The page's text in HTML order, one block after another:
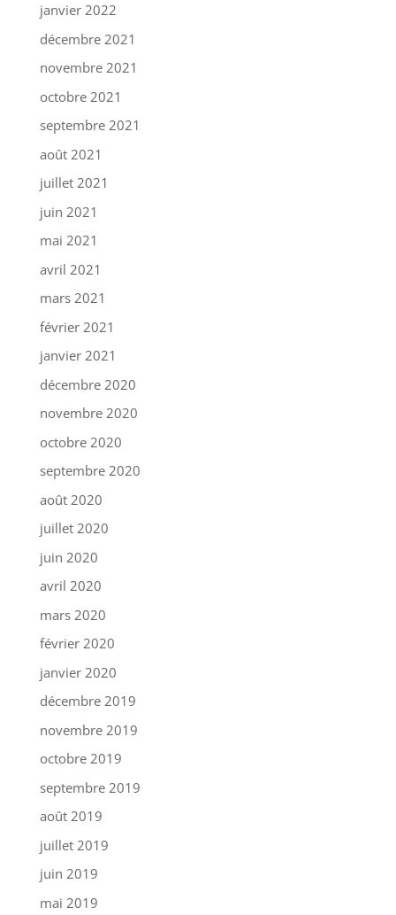
janvier 2022
décembre 2021
novembre 2021
octobre 2021
septembre 2021
août 2021
juillet 2021
juin 2021
mai 2021
avril 2021
mars 2021
février 2021
janvier 2021
décembre 2020
novembre 2020
octobre 2020
septembre 2020
août 2020
juillet 2020
juin 2020
avril 2020
mars 2020
février 2020
janvier 2020
décembre 2019
novembre 2019
octobre 2019
septembre 2019
août 2019
juillet 2019
juin 2019
mai 2019